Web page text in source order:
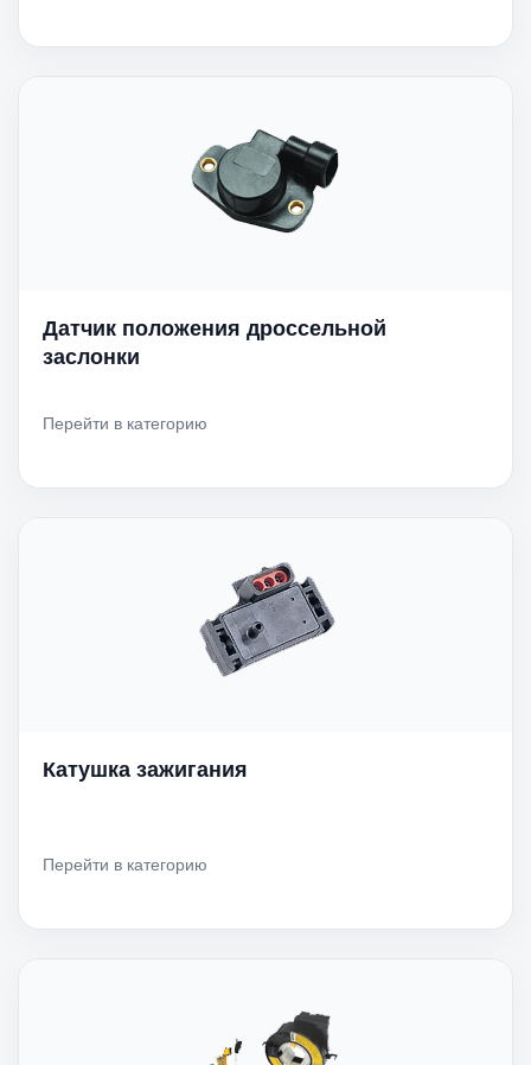
Датчик положения дроссельной
заслонки
Перейти в категорию
Катушка зажигания
Перейти в категорию